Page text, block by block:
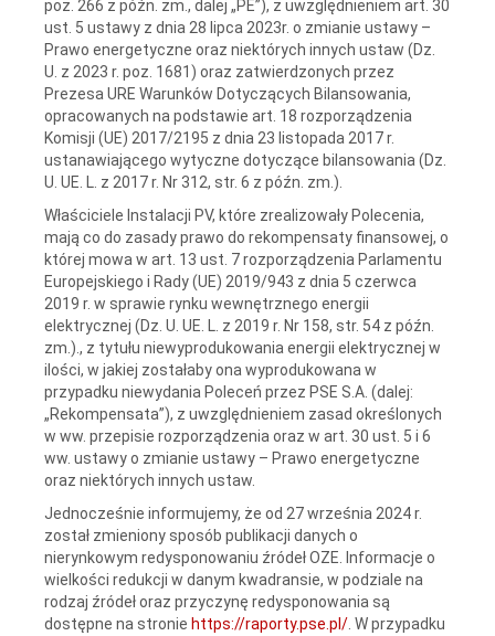
poz. 266 z późn. zm., dalej „PE”), z uwzględnieniem art. 30
ust. 5 ustawy z dnia 28 lipca 2023r. o zmianie ustawy –
Prawo energetyczne oraz niektórych innych ustaw (Dz.
U. z 2023 r. poz. 1681) oraz zatwierdzonych przez
Prezesa URE Warunków Dotyczących Bilansowania,
opracowanych na podstawie art. 18 rozporządzenia
Komisji (UE) 2017/2195 z dnia 23 listopada 2017 r.
ustanawiającego wytyczne dotyczące bilansowania (Dz.
U. UE. L. z 2017 r. Nr 312, str. 6 z późn. zm.).
Właściciele Instalacji PV, które zrealizowały Polecenia,
mają co do zasady prawo do rekompensaty finansowej, o
której mowa w art. 13 ust. 7 rozporządzenia Parlamentu
Europejskiego i Rady (UE) 2019/943 z dnia 5 czerwca
2019 r. w sprawie rynku wewnętrznego energii
elektrycznej (Dz. U. UE. L. z 2019 r. Nr 158, str. 54 z późn.
zm.)., z tytułu niewyprodukowania energii elektrycznej w
ilości, w jakiej zostałaby ona wyprodukowana w
przypadku niewydania Poleceń przez PSE S.A. (dalej:
„Rekompensata”), z uwzględnieniem zasad określonych
w ww. przepisie rozporządzenia oraz w art. 30 ust. 5 i 6
ww. ustawy o zmianie ustawy – Prawo energetyczne
oraz niektórych innych ustaw.
Jednocześnie informujemy, że od 27 września 2024 r.
został zmieniony sposób publikacji danych o
nierynkowym redysponowaniu źródeł OZE. Informacje o
wielkości redukcji w danym kwadransie, w podziale na
rodzaj źródeł oraz przyczynę redysponowania są
dostępne na stronie https://raporty.pse.pl/ . W przypadku